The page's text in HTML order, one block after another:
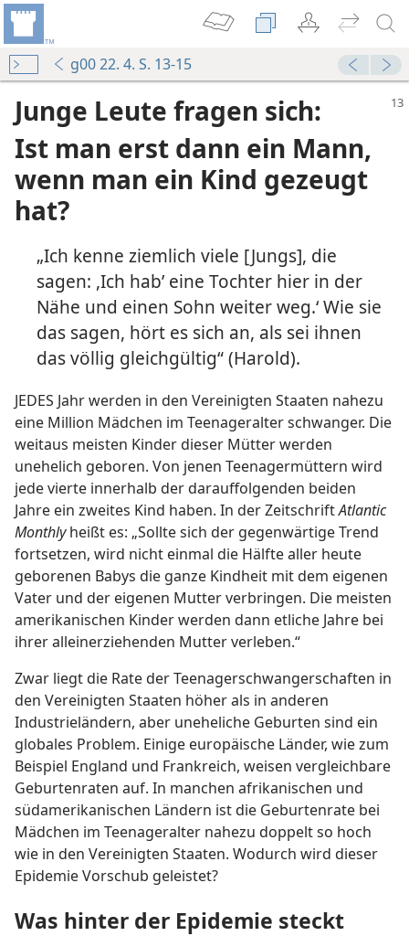
g00 22. 4. S. 13-15
Junge Leute fragen sich:
Ist man erst dann ein Mann,
wenn man ein Kind gezeugt
hat?
„Ich kenne ziemlich viele [Jungs], die
sagen: ,Ich hab’ eine Tochter hier in der
Nähe und einen Sohn weiter weg.‘ Wie sie
das sagen, hört es sich an, als sei ihnen
das völlig gleichgültig“ (Harold).
JEDES Jahr werden in den Vereinigten Staaten nahezu
eine Million Mädchen im Teenageralter schwanger. Die
weitaus meisten Kinder dieser Mütter werden
unehelich geboren. Von jenen Teenagermüttern wird
jede vierte innerhalb der darauffolgenden beiden
Jahre ein zweites Kind haben. In der ZeitschriftAtlantic
Monthlyheißt es: „Sollte sich der gegenwärtige Trend
fortsetzen, wird nicht einmal die Hälfte aller heute
geborenen Babys die ganze Kindheit mit dem eigenen
Vater und der eigenen Mutter verbringen. Die meisten
amerikanischen Kinder werden dann etliche Jahre bei
ihrer alleinerziehenden Mutter verleben.“
Zwar liegt die Rate der Teenagerschwangerschaften in
den Vereinigten Staaten höher als in anderen
Industrieländern, aber uneheliche Geburten sind ein
globales Problem. Einige europäische Länder, wie zum
Beispiel England und Frankreich, weisen vergleichbare
Geburtenraten auf. In manchen afrikanischen und
südamerikanischen Ländern ist die Geburtenrate bei
Mädchen im Teenageralter nahezu doppelt so hoch
wie in den Vereinigten Staaten. Wodurch wird dieser
Epidemie Vorschub geleistet?
Was hinter der Epidemie steckt